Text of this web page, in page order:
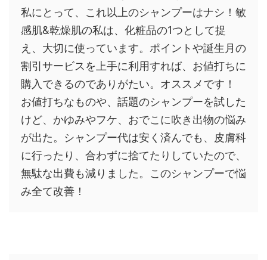
私にとって、これ以上のシャンプーはナシ！敏
感肌&乾燥肌の私は、化粧品の1つとして捉
え、大切に使っています。ポイントや誕生月の
割引サービスを上手に利用すれば、お値打ちに
購入できるのでありがたい。オススメです！
お値打ちなものや、話題のシャンプーを試した
けど、かゆみやフケ、おでこに吹き出物の悩み
が出た。シャンプー代は安く済んでも、皮膚科
に行ったり、合わずに捨てたりしていたので、
無駄な出費も減りました。このシャンプーで悩
み全て改善！